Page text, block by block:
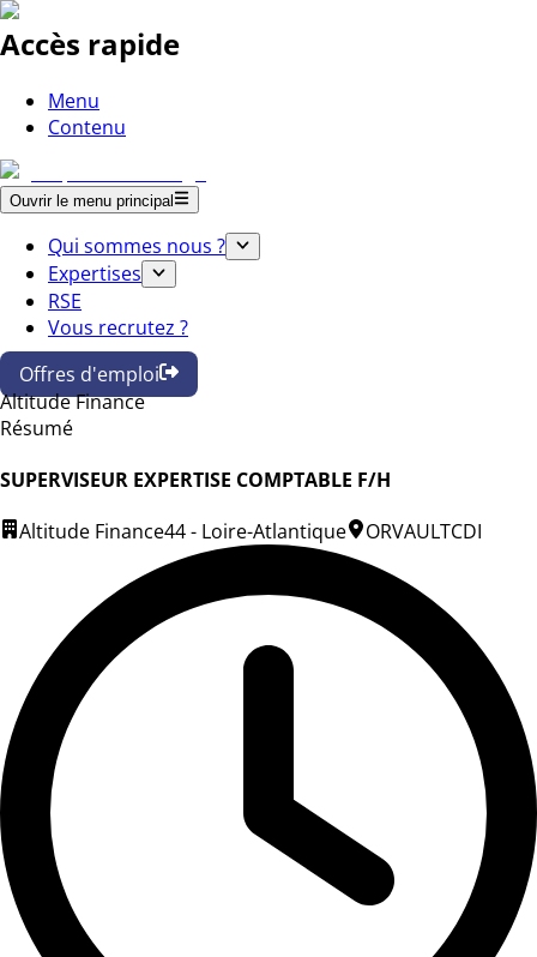
Accès rapide
Menu
Contenu
Ouvrir le menu principal
Qui sommes nous ?
Expertises
RSE
Vous recrutez ?
Offres d'emploi
Altitude Finance
Résumé
SUPERVISEUR EXPERTISE COMPTABLE F/H
Altitude Finance44 - Loire-Atlantique ORVAULTCDI